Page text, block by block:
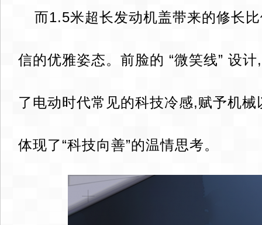
而1.5米超长发动机盖带来的修长
信的优雅姿态。前脸的 “微笑线” 设
了电动时代常见的科技冷感,赋予机
体现了“科技向善”的温情思考。